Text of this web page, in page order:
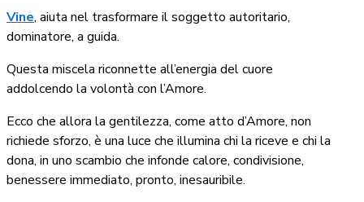
Vine, aiuta nel trasformare il soggetto autoritario,
dominatore, a guida.
Questa miscela riconnette all’energia del cuore
addolcendo la volontà con l’Amore.
Ecco che allora la gentilezza, come atto d’Amore, non
richiede sforzo, è una luce che illumina chi la riceve e chi la
dona, in uno scambio che infonde calore, condivisione,
benessere immediato, pronto, inesauribile.